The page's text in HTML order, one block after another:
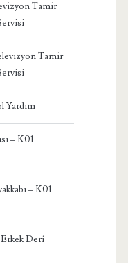
Tamir
Tamir
Yardım
– K01
– K01
Deri